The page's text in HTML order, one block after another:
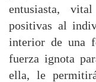
entusiasta, vital
positivas al
interior de una
fuerza ignota
ella, le